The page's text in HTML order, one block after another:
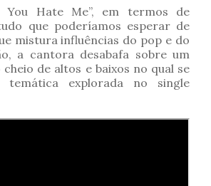
You Hate Me”, em termos de
que poderíamos esperar de
mistura influências do pop e do
a cantora desabafa sobre um
de altos e baixos no qual se
temática explorada no single